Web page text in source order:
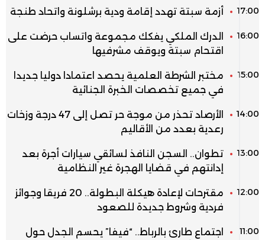
17:00 أزمة سبتة تهدد إقامة ودية برشلونة واتحاد طنجة
16:00
الدرك الملكي يفكك مجموعة واتساب حرضت على
اقتحام سبتة ويوقف مشرفيها
15:00
مختبر الشرطة العلمية يحصد اعتمادا دوليا جديدا
في جميع تخصصات الخبرة الجنائية
14:00
الأرصاد تحذر من موجة حر تصل إلى 47 درجة وزخات
رعدية بعدد من الأقاليم
13:00
تطوان.. السجن النافذ لسائقي سيارات أجرة بعد
إدانتهم في قضايا الهجرة غير النظامية
12:00
مقترحات لإعادة هيكلة البطولة.. 20 فريقا وجوائز
فردية وشروط جديدة للصعود
11:00
اجتماع طارئ بالرباط.. “فيفا” يحسم الجدل حول